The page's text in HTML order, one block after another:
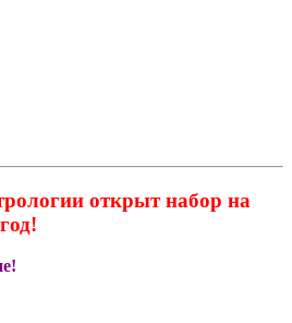
открыт набор на